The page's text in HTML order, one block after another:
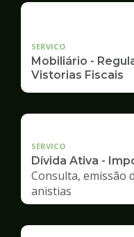
SERVICO
Mobiliário -
Vistorias Fiscais
SERVICO
Dívida Ativa -
Consulta, emissão
anistias